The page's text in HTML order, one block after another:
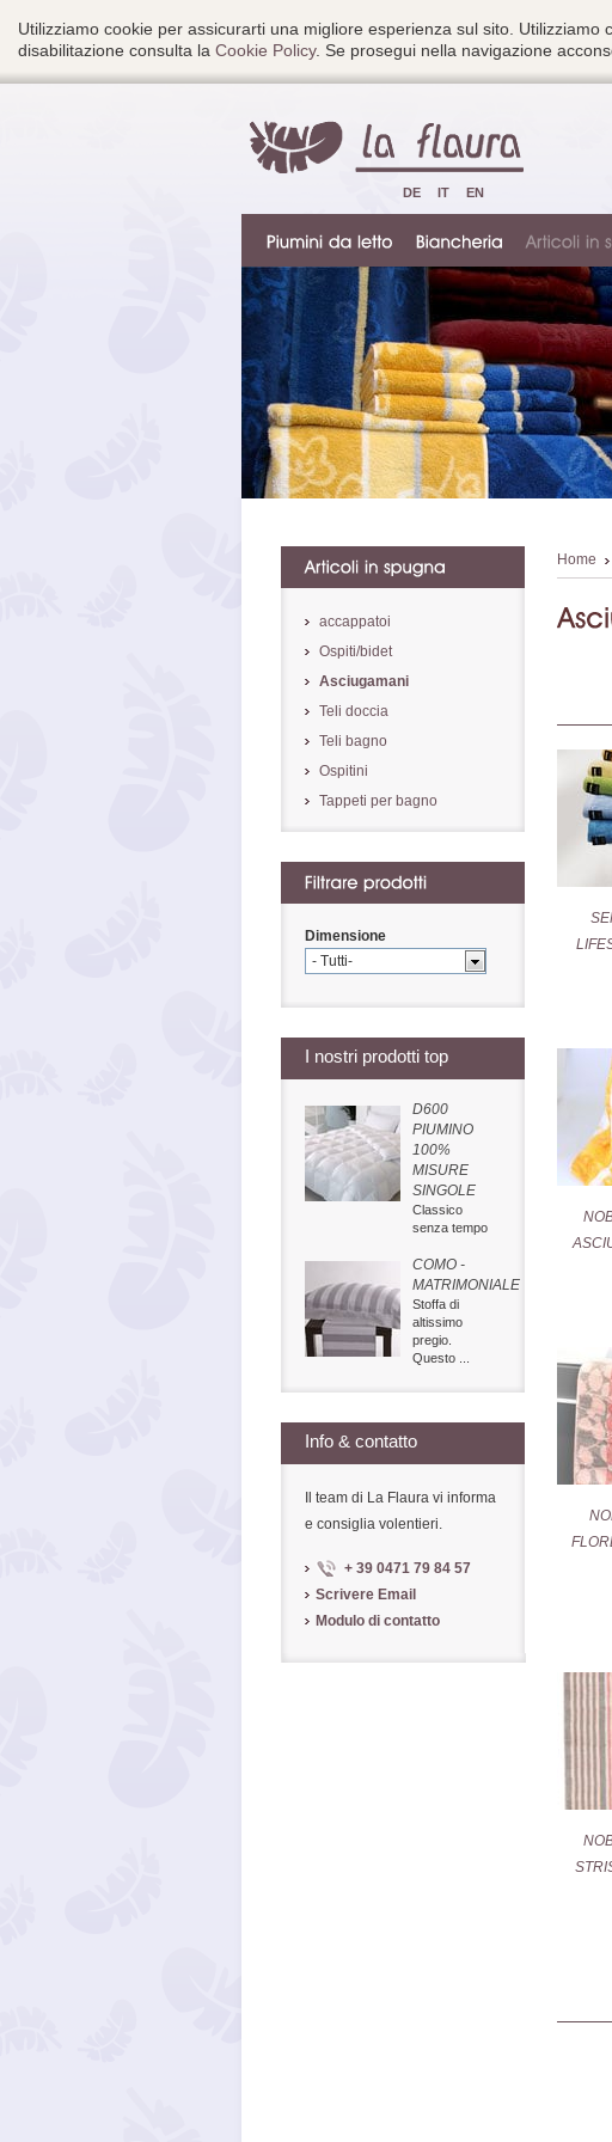
Utilizziamo cookie per assicurarti una migliore esperienza sul sito.
disabilitazione consulta la Cookie Policy. Se prosegui nella navigazione
Home
accappatoi
Ospiti/bidet
Asciugamani
Teli doccia
Teli bagno
Ospitini
Tappeti per bagno
Dimensione
- Tutti-
I nostri prodotti top
D600
PIUMINO
100%
MISURE
SINGOLE
Classico
senza tempo
COMO -
MATRIMONIALE
Stoffa di
altissimo
pregio.
Questo ...
Info & contatto
Il team di La Flaura vi informa
e consiglia volentieri.
+ 39 0471 79 84 57
Scrivere Email
Modulo di contatto
DE IT EN